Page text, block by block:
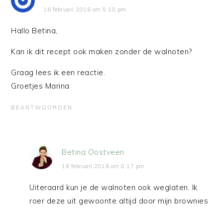
16 februari 2016 om 5:18 pm
Hallo Betina,
Kan ik dit recept ook maken zonder de walnoten?
Graag lees ik een reactie.
Groetjes Marina
BEANTWOORDEN
Betina Oostveen
16 februari 2016 om 8:17 pm
Uiteraard kun je de walnoten ook weglaten. Ik
roer deze uit gewoonte altijd door mijn brownies